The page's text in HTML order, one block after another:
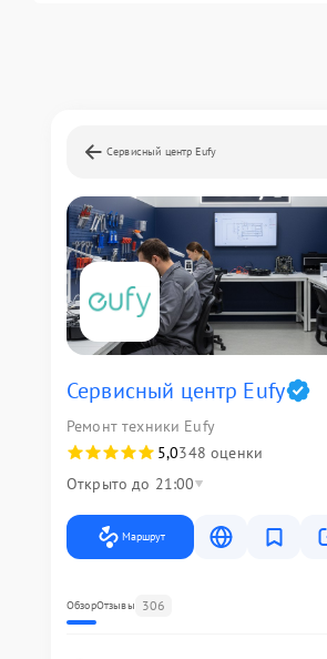
Сервисный центр Eufy
Сервисный центр Eufy
Ремонт техники Eufy
5,0348 оценки
Открыто до 21:00
Маршрут
ОбзорОтзывы 306